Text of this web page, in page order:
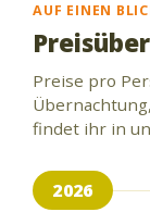
AUF EINEN
Preise pro
findet ihr in
2026